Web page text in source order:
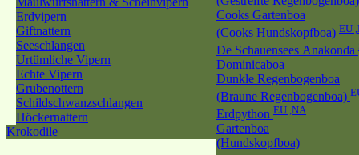
Erdvipern
Giftnattern
Seeschlangen
Urtümliche Vipern
Echte Vipern
Grubenottern
Schildschwanzschlangen
Höckernattern
Krokodile
Cooks Gartenboa
(Cooks Hundskopfboa) EU
De Schauensees Anakonda
Dominicaboa
Dunkle Regenbogenboa
(Braune Regenbogenboa)
Erdpython EU ,NA
Gartenboa
(Hundskopfboa)